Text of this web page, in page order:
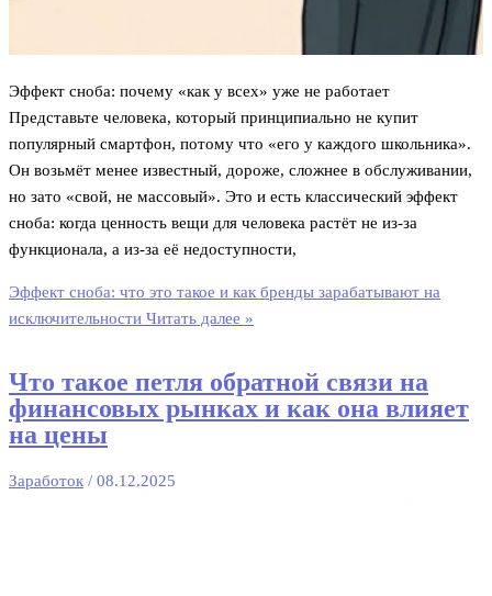
Эффект сноба: почему «как у всех» уже не работает
Представьте человека, который принципиально не купит
популярный смартфон, потому что «его у каждого школьника».
Он возьмёт менее известный, дороже, сложнее в обслуживании,
но зато «свой, не массовый». Это и есть классический эффект
сноба: когда ценность вещи для человека растёт не из‑за
функционала, а из‑за её недоступности,
Эффект сноба: что это такое и как бренды зарабатывают на
исключительности Читать далее »
Что такое петля обратной связи на
финансовых рынках и как она влияет
на цены
Заработок / 08.12.2025